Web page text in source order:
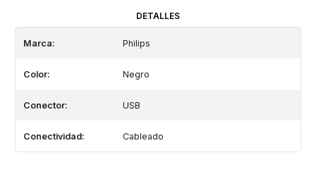
DETALLES
Marca: Philips
Color: Negro
Conector: USB
Conectividad: Cableado